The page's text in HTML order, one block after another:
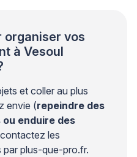
organiser vos
à Vesoul
et coller au plus
envie (repeindre des
enduire des
contactez les
plus-que-pro.fr.